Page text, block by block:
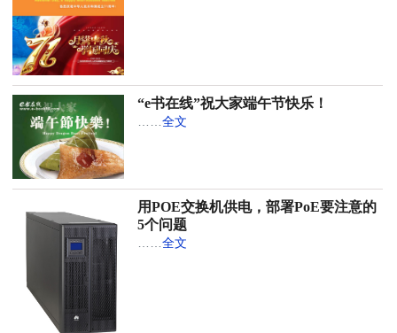
“e书在线”祝大家端午节快乐！
全文
用POE交换机供电，部署PoE要注意的
5个问题
……全文